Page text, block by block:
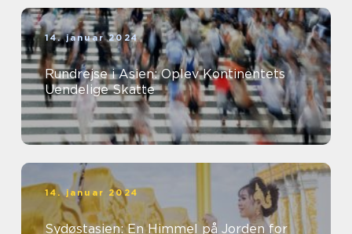
14. januar 2024
Rundrejse i Asien: Oplev Kontinentets
Uendelige Skatte
14. januar 2024
Sydøstasien: En Himmel på Jorden for